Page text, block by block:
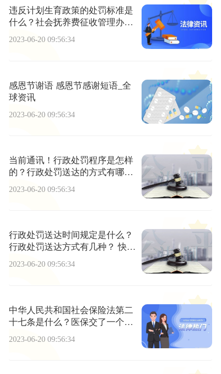
违反计划生育政策的处罚标准是
什么？社会抚养费征收管理办法
第三条的内容是什么？_全球独
2023-06-20 09:56:34
感恩节谢语 感恩节感谢短语_全
球资讯
2023-06-20 09:56:34
当前通讯！行政处罚程序是怎样
的？行政处罚送达的方式有哪
2023-06-20 09:56:34
行政处罚送达时间规定是什么？
行政处罚送达方式有几种？ 快消
息
2023-06-20 09:56:34
中华人民共和国社会保险法第二
十七条是什么？医保交了一个月
2023-06-20 09:56:34